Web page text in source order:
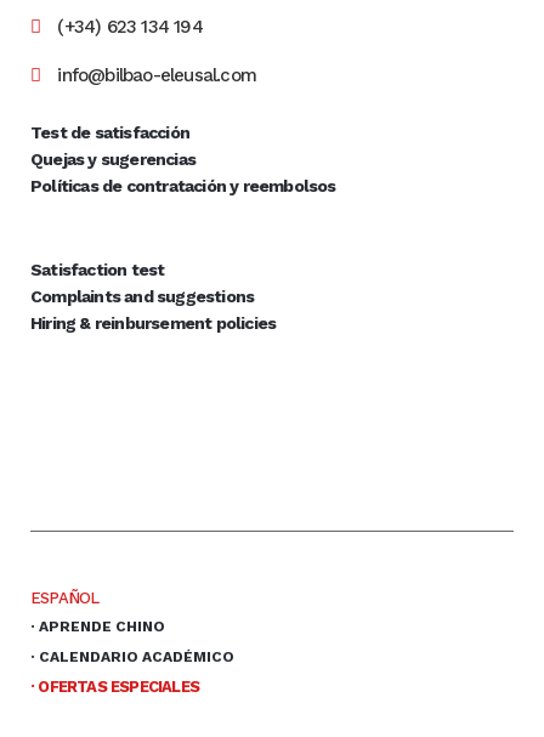
(+34) 623 134 194
info@bilbao-eleusal.com
Test de satisfacción
Quejas y sugerencias
Políticas de contratación y reembolsos
Satisfaction test
Complaints and suggestions
Hiring & reinbursement policies
ESPAÑOL
· APRENDE CHINO
· CALENDARIO ACADÉMICO
· OFERTAS ESPECIALES